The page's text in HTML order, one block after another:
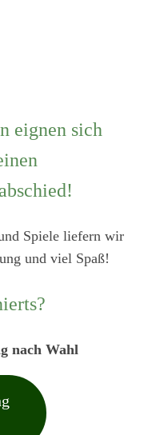
eignen sich
Spiele liefern wir
und viel Spaß!
nach Wahl